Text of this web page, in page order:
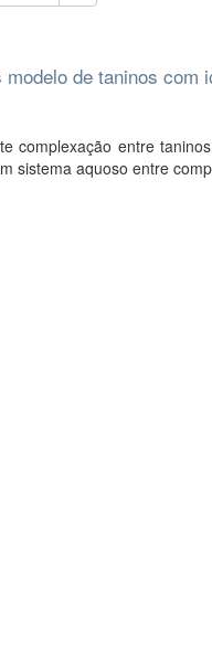
de taninos
complexação entre
sistema aquoso entre